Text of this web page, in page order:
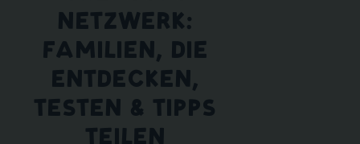
NETZWERK:
FAMILIEN, DIE
ENTDECKEN,
TESTEN & TIPPS